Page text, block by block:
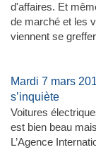
d'affaires. Et
de marché et les
viennent se
Mardi 7 mars
s’inquiète
Voitures
est bien beau
L’Agence